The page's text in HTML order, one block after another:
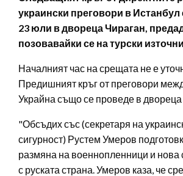
украински преговори в Истанбул
23 юли в двореца Чираган,
позовавайки се на турски
Началният час на срещата не е
Предишният кръг от преговори
Украйна също се проведе в
"Обсъдих със (секретаря на
сигурност) Рустем Умеров
размяна на военнопленници и нова
с руската страна. Умеров каза, че